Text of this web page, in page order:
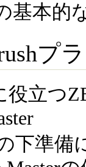
基本的
プ
役立つ
下準備